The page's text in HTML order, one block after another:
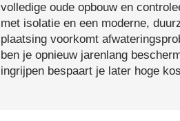
volledige oude opbouw en
met isolatie en een moderne,
plaatsing voorkomt
ben je opnieuw jarenlang
ingrijpen bespaart je later hoge